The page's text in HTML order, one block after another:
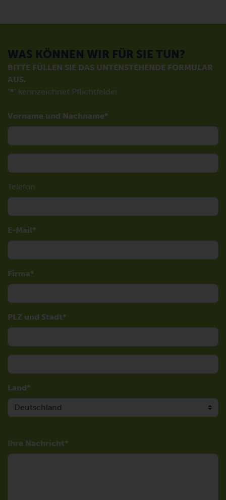
WAS KÖNNEN WIR FÜR SIE TUN?
BITTE FÜLLEN SIE DAS UNTENSTEHENDE FORMULAR
AUS.
"*" kennzeichnet Pflichtfelder
Vorname und Nachname
Telefon
E-Mail
Firma
PLZ und Stadt
Land
Ihre Nachricht